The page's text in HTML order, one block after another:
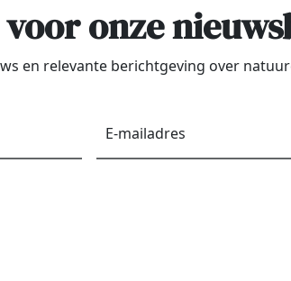
onze
en relevante berichtgeving over